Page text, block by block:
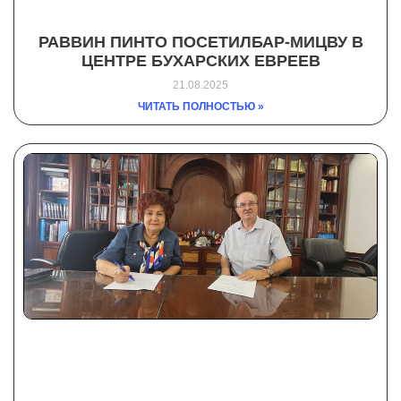
РАВВИН ПИНТО ПОСЕТИЛБАР-МИЦВУ В
ЦЕНТРЕ БУХАРСКИХ ЕВРЕЕВ
21.08.2025
ЧИТАТЬ ПОЛНОСТЬЮ »